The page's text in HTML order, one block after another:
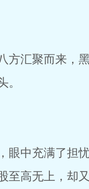
方汇聚而来，
。
中充满了担忧
高无上，却